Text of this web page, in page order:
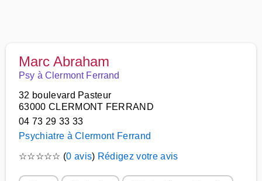
Marc Abraham
Psy à Clermont Ferrand
32 boulevard Pasteur
63000 CLERMONT FERRAND
04 73 29 33 33
Psychiatre à Clermont Ferrand
☆☆☆☆☆ (0 avis) Rédigez votre avis